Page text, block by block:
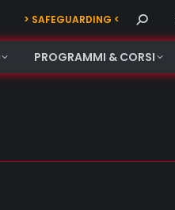
> SAFEGUARDING < Search:
PROGRAMMI & CORSI